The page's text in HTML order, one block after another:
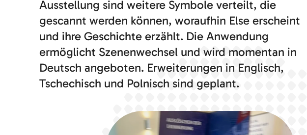
Ausstellung sind weitere Symbole verteilt, die
gescannt werden können, woraufhin Else erscheint
und ihre Geschichte erzählt. Die Anwendung
ermöglicht Szenenwechsel und wird momentan in
Deutsch angeboten. Erweiterungen in Englisch,
Tschechisch und Polnisch sind geplant.